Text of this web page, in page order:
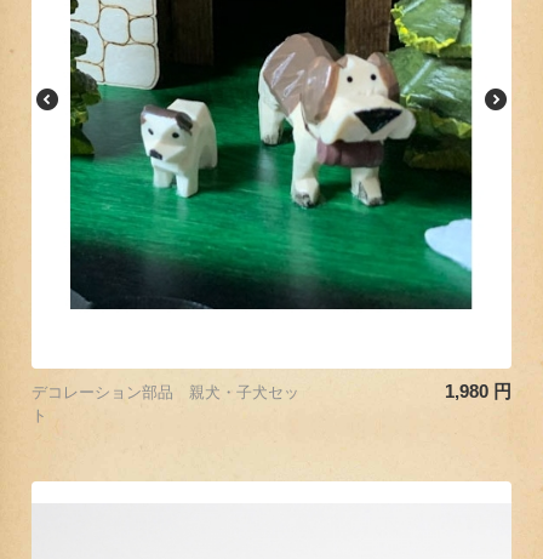
デコレーション部品 親犬・子犬セッ
ト
1,980 円